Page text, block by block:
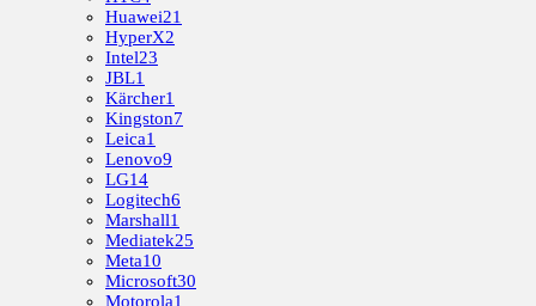
Huawei21
HyperX2
Intel23
JBL1
Kärcher1
Kingston7
Leica1
Lenovo9
LG14
Logitech6
Marshall1
Mediatek25
Meta10
Microsoft30
Motorola1